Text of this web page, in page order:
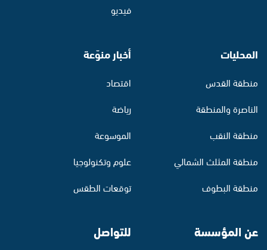
فيديو
المحليات
منطقة القدس
الناصرة والمنطقة
منطقة النقب
منطقة المثلث الشمالي
منطقة البطوف
أخبار منوّعة
اقتصاد
رياضة
الموسوعة
علوم وتكنولوجيا
توقعات الطقس
عن المؤسسة للتواصل